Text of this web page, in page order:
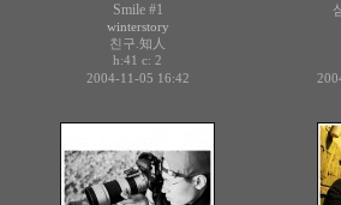
Smile #1
winterstory
친구.知人
h:41 c: 2
2004-11-05 16:42